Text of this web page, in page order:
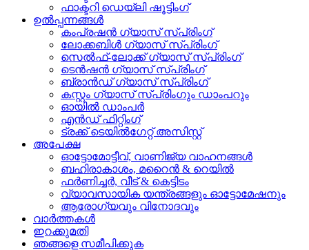
ഫാക്ടറി ഡെയ്‌ലി ഷൂട്ടിംഗ്
ഉൽപ്പന്നങ്ങൾ
കംപ്രഷൻ ഗ്യാസ് സ്പ്രിംഗ്
ലോക്കബിൾ ഗ്യാസ് സ്പ്രിംഗ്
സെൽഫ്-ലോക്ക് ഗ്യാസ് സ്പ്രിംഗ്
ടെൻഷൻ ഗ്യാസ് സ്പ്രിംഗ്
ബ്രാൻഡ് ഗ്യാസ് സ്പ്രിംഗ്
കസ്റ്റം ഗ്യാസ് സ്പ്രിംഗും ഡാംപറും
ഓയിൽ ഡാംപർ
എൻഡ് ഫിറ്റിംഗ്
ട്രക്ക് ടെയിൽഗേറ്റ് അസിസ്റ്റ്
അപേക്ഷ
ഓട്ടോമോട്ടീവ്, വാണിജ്യ വാഹനങ്ങൾ
ബഹിരാകാശം, മറൈൻ & റെയിൽ
ഫർണിച്ചർ, വീട് & കെട്ടിടം
വ്യാവസായിക യന്ത്രങ്ങളും ഓട്ടോമേഷനും
ആരോഗ്യവും വിനോദവും
വാർത്തകൾ
ഇറക്കുമതി
ഞങ്ങളെ സമീപിക്കുക